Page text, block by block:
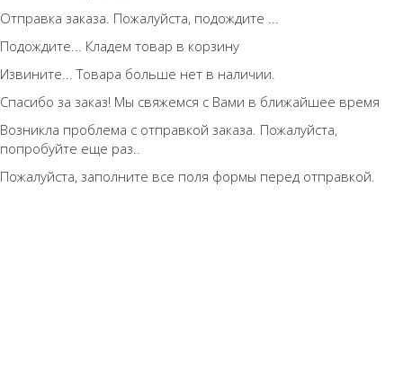
Отправка заказа. Пожалуйста, подождите ...
Подождите... Кладем товар в корзину
Извините... Товара больше нет в наличии.
Спасибо за заказ! Мы свяжемся с Вами в ближайшее время
Возникла проблема с отправкой заказа. Пожалуйста,
попробуйте еще раз..
Пожалуйста, заполните все поля формы перед отправкой.